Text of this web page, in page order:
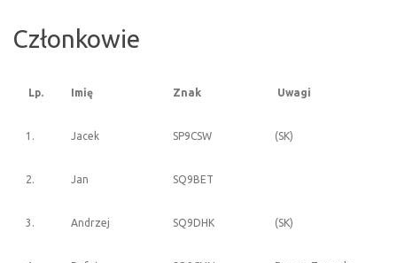
Członkowie
Lp. Imię Znak Uwagi
1. Jacek SP9CSW (SK)
2. Jan SQ9BET
3. Andrzej SQ9DHK (SK)